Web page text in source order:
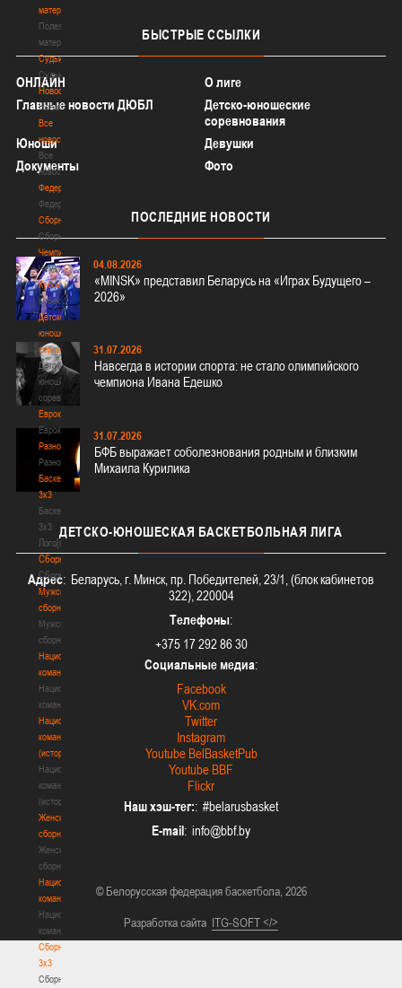
материалы
Полезные
материалы
Судьи
Судьи
Новости
Новости
Все
новости
Все
новости
Федерация
Федерация
Сборные
Сборные
Чемпионат
Чемпионат
Кубок
Кубок
Детско-
юношеские
соревнования
Детско-
юношеские
соревнования
Еврокубки
Еврокубки
Разное
Разное
Баскетбол
3х3
Баскетбол
3х3
Лого[modid=121]
Сборные
Сборные
Мужские
сборные
Мужские
сборные
Национальная
команда
Национальная
команда
Национальная
команда
(история)
Национальная
команда
(история)
Женские
сборные
Женские
сборные
Национальная
команда
Национальная
команда
Сборные
3х3
Сборные
БЫСТРЫЕ ССЫЛКИ
ОНЛАЙН
О лиге
Главные новости ДЮБЛ
Детско-юношеские
соревнования
Юноши
Девушки
Документы
Фото
ПОСЛЕДНИЕ НОВОСТИ
04.08.2026
«MINSK» представил Беларусь на «Играх Будущего –
2026»
31.07.2026
Навсегда в истории спорта: не стало олимпийского
чемпиона Ивана Едешко
31.07.2026
БФБ выражает соболезнования родным и близким
Михаила Курилика
ДЕТСКО-ЮНОШЕСКАЯ БАСКЕТБОЛЬНАЯ ЛИГА
Адрес: Беларусь, г. Минск, пр. Победителей, 23/1, (блок кабинетов
322), 220004
Телефоны:
+375 17 292 86 30
Социальные медиа:
Facebook
VK.com
Twitter
Instagram
Youtube BelBasketPub
Youtube BBF
Flickr
Наш хэш-тег:: #belarusbasket
E-mail:
© Белорусская федерация баскетбола, 2026
Разработка сайта ITG-SOFT </>